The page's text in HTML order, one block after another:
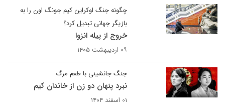
چگونه جنگ اوکراین کیم جونگ اون را به
بازیگر جهانی تبدیل کرد؟
خروج از پیله انزوا
۰۹ اردیبهشت ۱۴۰۵
جنگ جانشینی با طعم مرگ
نبرد پنهان دو زن از خاندان کیم
۰۱ اسفند ۱۴۰۴